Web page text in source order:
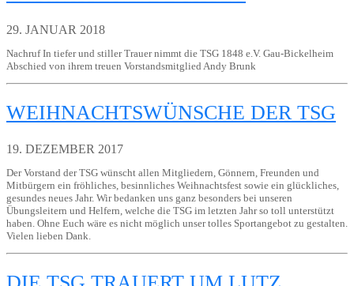
29. JANUAR 2018
Nachruf In tiefer und stiller Trauer nimmt die TSG 1848 e.V. Gau-Bickelheim
Abschied von ihrem treuen Vorstandsmitglied Andy Brunk
WEIHNACHTSWÜNSCHE DER TSG
19. DEZEMBER 2017
Der Vorstand der TSG wünscht allen Mitgliedern, Gönnern, Freunden und
Mitbürgern ein fröhliches, besinnliches Weihnachtsfest sowie ein glückliches,
gesundes neues Jahr. Wir bedanken uns ganz besonders bei unseren
Übungsleitern und Helfern, welche die TSG im letzten Jahr so toll unterstützt
haben. Ohne Euch wäre es nicht möglich unser tolles Sportangebot zu gestalten.
Vielen lieben Dank.